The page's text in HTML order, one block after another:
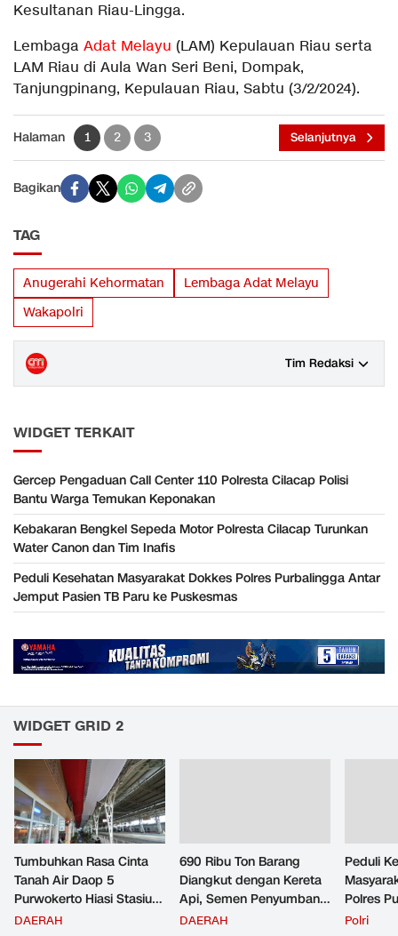
Kesultanan Riau-Lingga.
Lembaga Adat Melayu (LAM) Kepulauan Riau serta
LAM Riau di Aula Wan Seri Beni, Dompak,
Tanjungpinang, Kepulauan Riau, Sabtu (3/2/2024).
Halaman 1 2 3 Selanjutnya
Bagikan
TAG
Anugerahi Kehormatan
Lembaga Adat Melayu
Wakapolri
Tim Redaksi
WIDGET TERKAIT
Gercep Pengaduan Call Center 110 Polresta Cilacap Polisi
Bantu Warga Temukan Keponakan
Kebakaran Bengkel Sepeda Motor Polresta Cilacap Turunkan
Water Canon dan Tim Inafis
Peduli Kesehatan Masyarakat Dokkes Polres Purbalingga Antar
Jemput Pasien TB Paru ke Puskesmas
WIDGET GRID 2
Tumbuhkan Rasa Cinta
Tanah Air Daop 5
Purwokerto Hiasi Stasiun
dengan Ornamen
DAERAH
690 Ribu Ton Barang
Diangkut dengan Kereta
Api, Semen Penyumbang
Volume Terbesar
DAERAH
Peduli
Polres
Jemput
Polri